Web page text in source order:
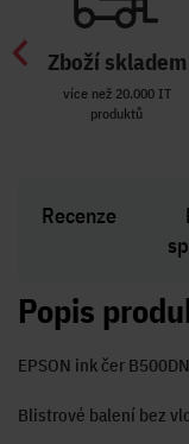
Zboží skladem
více než 20.000 IT
produktů
Recenze
Popis
EPSON ink čer
Blistrové balení bez